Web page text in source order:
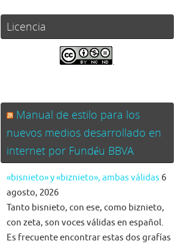
Licencia
.
Manual de estilo para los
nuevos medios desarrollado en
internet por Fundéu BBVA
«bisnieto» y «biznieto», ambas válidas 6
agosto, 2026
Tanto bisnieto, con ese, como biznieto,
con zeta, son voces válidas en español.
Es frecuente encontrar estas dos grafías